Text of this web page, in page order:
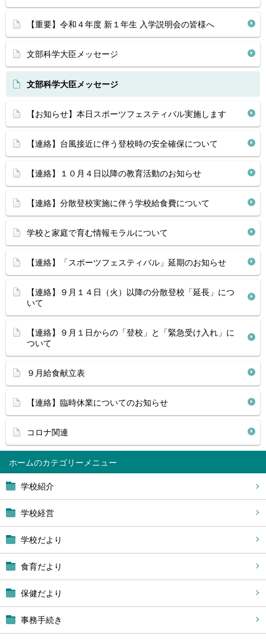
ホーム
学校紹介
学校経営
学校だより
食育だより
保健だより
事務手続き
【重要】令和４年度 新１年生 入学説明会の皆様へ
文部科学大臣メッセージ
文部科学大臣メッセージ
【お知らせ】本日スポーツフェスティバル実施します
【連絡】台風接近に伴う登校時の安全確保について
【連絡】１０月４日以降の教育活動のお知らせ
【連絡】分散登校実施に伴う学校給食費について
学校と家庭で育む情報モラルについて
【連絡】「スポーツフェスティバル」延期のお知らせ
【連絡】９月１４日（火）以降の分散登校「延長」につ
いて
【連絡】９月１日からの「登校」と「緊急受け入れ」に
ついて
９月給食献立表
【連絡】臨時休業についてのお知らせ
コロナ関連